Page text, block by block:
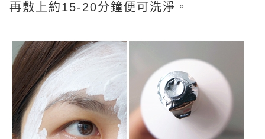
再敷上約15-20分鐘便可洗淨。